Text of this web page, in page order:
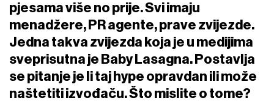
pjesama više no prije. Svi imaju
menadžere, PR agente, prave zvijezde.
Jedna takva zvijezda koja je u medijima
sveprisutna je Baby Lasagna. Postavlja
se pitanje je li taj hype opravdan ili može
naštetiti izvođaču. Što mislite o tome?